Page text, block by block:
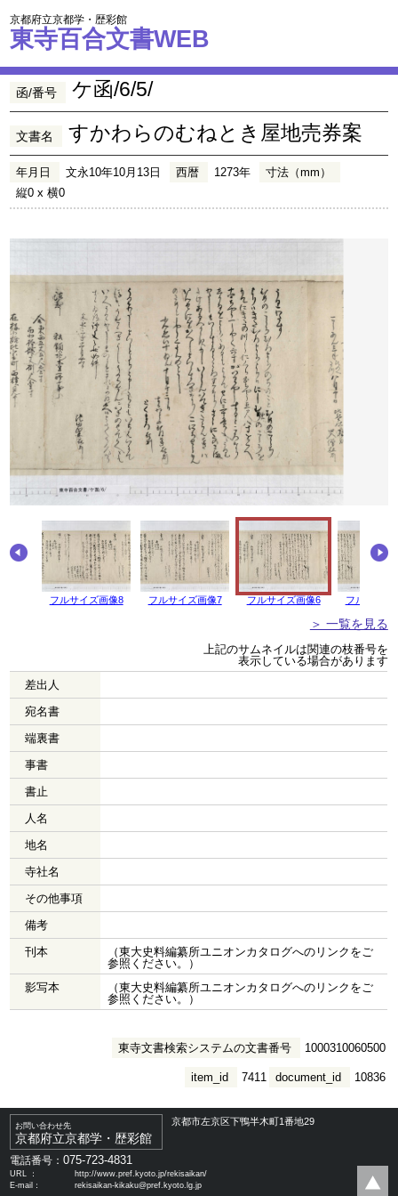
京都府立京都学・歴彩館
東寺百合文書WEB
函/番号 ケ函/6/5/
文書名 すかわらのむねとき屋地売券案
年月日 文永10年10月13日 西暦 1273年
寸法（mm）
縦0 x 横0
フルサイズ画像8 フルサイズ画像7 フルサイズ画像6 フルサイズ
＞ 一覧を見る
上記のサムネイルは関連の枝番号を
表示している場合があります
差出人
宛名書
端裏書
事書
書止
人名
地名
寺社名
その他事項
備考
刊本
（東大史料編纂所ユニオンカタログへのリンクをご
参照ください。）
影写本
（東大史料編纂所ユニオンカタログへのリンクをご
参照ください。）
東寺文書検索システムの文書番号 1000310060500
document_id 10836
item_id 7411
お問い合わせ先
京都府立京都学・歴彩館
京都市左京区下鴨半木町1番地29
電話番号：075-723-4831
URL ：
http://www.pref.kyoto.jp/rekisaikan/
E-mail：
rekisaikan-kikaku@pref.kyoto.lg.jp